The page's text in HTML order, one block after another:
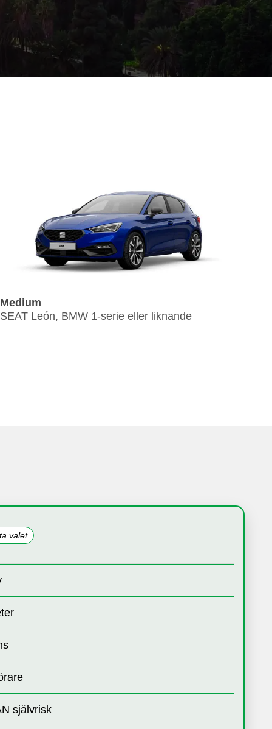
Medium
SEAT León, BMW 1-serie eller liknande
valet
självrisk